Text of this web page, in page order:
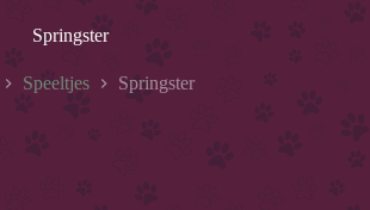
Springster
Speeltjes Springster